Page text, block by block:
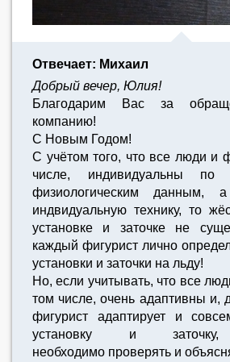
Отвечает: Михаил
Добрый вечер, Юлия!
Благодарим Вас за
компанию!
С Новым Годом!
С учётом того, что все люди и
числе, индивидуальны по
физиологическим данным,
индвидуальную технику, то
установке и заточке не
каждый фигурист лично
установки и заточки на льду!
Но, если учитывать, что все
том числе, очень адаптивны и,
фигурист адаптирует и
установку и
необходимо проверять и